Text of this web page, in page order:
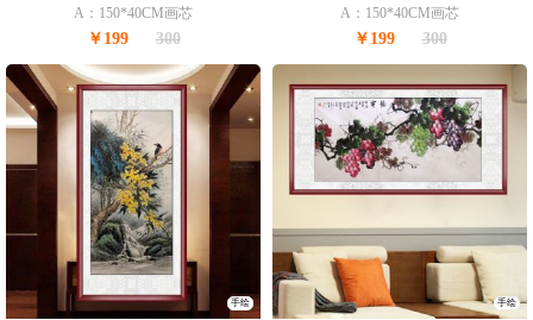
A：150*40CM画芯
￥199 300
A：150*40CM画芯
￥199 300
手绘 手绘